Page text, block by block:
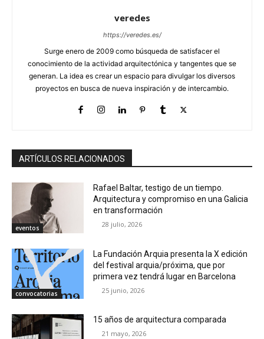
veredes
https://veredes.es/
Surge enero de 2009 como búsqueda de satisfacer el
conocimiento de la actividad arquitectónica y tangentes que se
generan. La idea es crear un espacio para divulgar los diversos
proyectos en busca de nueva inspiración y de intercambio.
ARTÍCULOS RELACIONADOS
eventos
Rafael Baltar, testigo de un tiempo.
Arquitectura y compromiso en una Galicia
en transformación
28 julio, 2026
convocatorias
La Fundación Arquia presenta la X edición
del festival arquia/próxima, que por
primera vez tendrá lugar en Barcelona
25 junio, 2026
15 años de arquitectura comparada
21 mayo, 2026